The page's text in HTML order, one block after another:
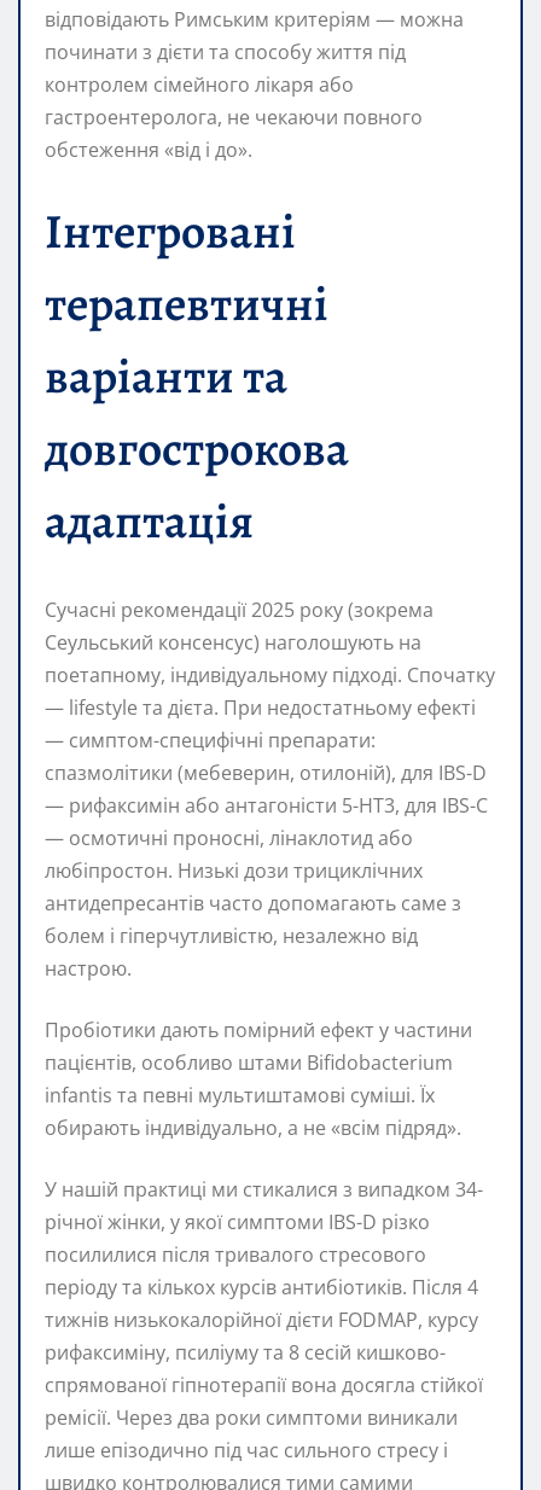
відповідають Римським критеріям — можна
починати з дієти та способу життя під
контролем сімейного лікаря або
гастроентеролога, не чекаючи повного
обстеження «від і до».
Інтегровані
терапевтичні
варіанти та
довгострокова
адаптація
Сучасні рекомендації 2025 року (зокрема
Сеульський консенсус) наголошують на
поетапному, індивідуальному підході. Спочатку
— lifestyle та дієта. При недостатньому ефекті
— симптом-специфічні препарати:
спазмолітики (мебеверин, отилоній), для IBS-D
— рифаксимін або антагоністи 5-HT3, для IBS-C
— осмотичні проносні, лінаклотид або
любіпростон. Низькі дози трициклічних
антидепресантів часто допомагають саме з
болем і гіперчутливістю, незалежно від
настрою.
Пробіотики дають помірний ефект у частини
пацієнтів, особливо штами Bifidobacterium
infantis та певні мультиштамові суміші. Їх
обирають індивідуально, а не «всім підряд».
У нашій практиці ми стикалися з випадком 34-
річної жінки, у якої симптоми IBS-D різко
посилилися після тривалого стресового
періоду та кількох курсів антибіотиків. Після 4
тижнів низькокалорійної дієти FODMAP, курсу
рифаксиміну, псиліуму та 8 сесій кишково-
спрямованої гіпнотерапії вона досягла стійкої
ремісії. Через два роки симптоми виникали
лише епізодично під час сильного стресу і
швидко контролювалися тими самими